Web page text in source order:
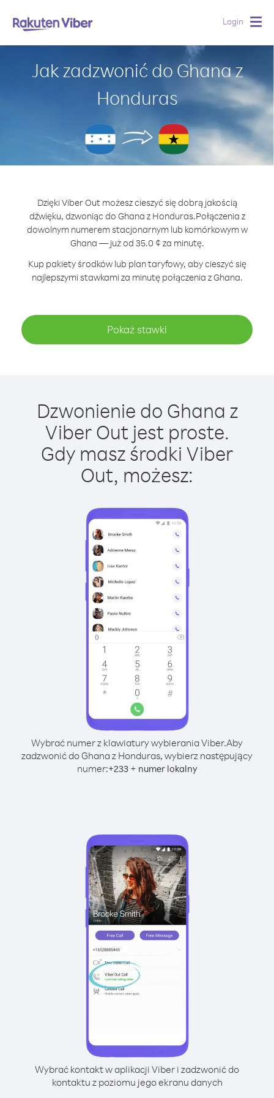
Login
Jak zadzwonić do Ghana z
Honduras
Dzięki Viber Out możesz cieszyć się dobrą jakością
dźwięku, dzwoniąc do Ghana z Honduras.Połączenia z
dowolnym numerem stacjonarnym lub komórkowym w
Ghana — już od 35.0 ¢ za minutę.
Kup pakiety środków lub plan taryfowy, aby cieszyć się
najlepszymi stawkami za minutę połączenia z Ghana.
Pokaż stawki
Dzwonienie do Ghana z
Viber Out jest proste.
Gdy masz środki Viber
Out, możesz:
Wybrać numer z klawiatury wybierania Viber.Aby
zadzwonić do Ghana z Honduras, wybierz następujący
numer:+233+ numer lokalny
Wybrać kontakt w aplikacji Viber i zadzwonić do
kontaktu z poziomu jego ekranu danych